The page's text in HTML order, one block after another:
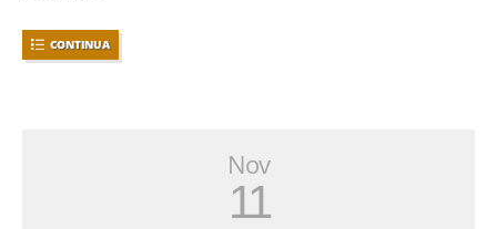
CONTINUA
Nov
11